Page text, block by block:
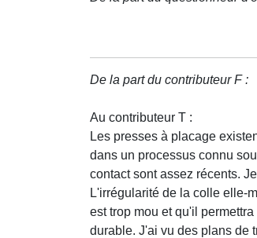
De la part du contributeur F :
Au contributeur T :
Les presses à placage
dans un processus connu
contact sont assez récents.
L'irrégularité de la colle elle-
est trop mou et qu'il
durable. J'ai vu des plans de